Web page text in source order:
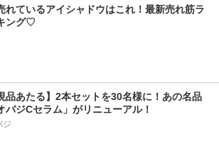
れているアイシャドウはこれ！最新売れ筋ラ
ング♡
品あたる】2本セットを30名様に！あの名品
バジCセラム」がリニューアル！
ジ